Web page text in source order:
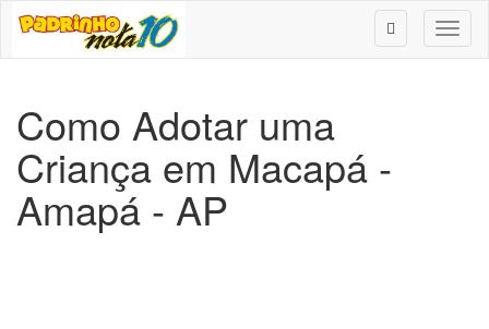
Como Adotar uma
Criança em Macapá -
Amapá - AP